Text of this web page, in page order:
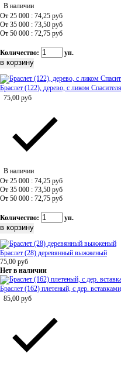
В наличии
От 25 000 : 74,25 руб
От 35 000 : 73,50 руб
От 50 000 : 72,75 руб
Количество: уп.
Браслет (122), дерево, с ликом
75,00 руб
В наличии
От 25 000 : 74,25 руб
От 35 000 : 73,50 руб
От 50 000 : 72,75 руб
Количество: уп.
Браслет (28) деревянный выжженый
75,00 руб
Нет в наличии
Браслет (162) плетеный, с дер.
85,00 руб